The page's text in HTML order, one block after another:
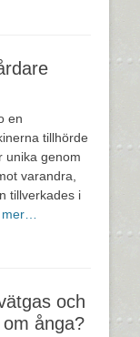
en
tillhörde
unika genom
varandra,
tillverkades i
mer…
och
ånga?